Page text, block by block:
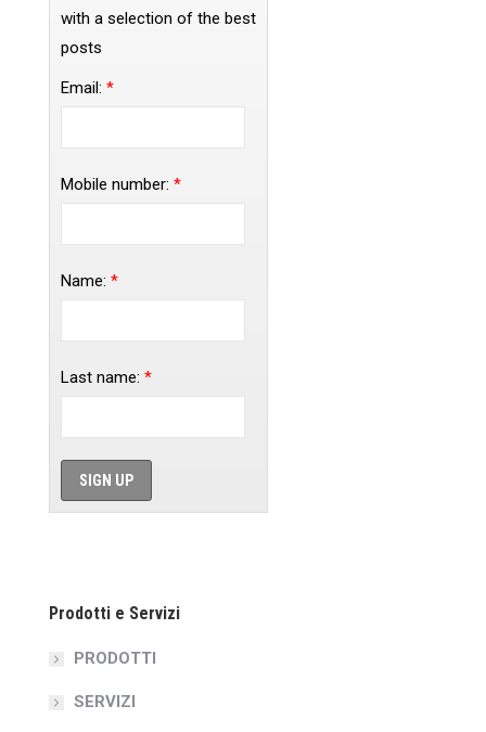
with a selection of the best
posts
Email: *
Mobile number: *
Name: *
Last name: *
Prodotti e Servizi
PRODOTTI
SERVIZI